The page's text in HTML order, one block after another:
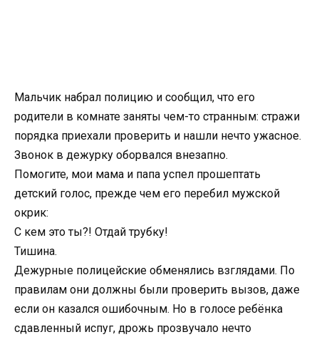
Мальчик набрал полицию и сообщил, что его
родители в комнате заняты чем-то странным: стражи
порядка приехали проверить и нашли нечто ужасное.
Звонок в дежурку оборвался внезапно.
Помогите, мои мама и папа успел прошептать
детский голос, прежде чем его перебил мужской
окрик:
С кем это ты?! Отдай трубку!
Тишина.
Дежурные полицейские обменялись взглядами. По
правилам они должны были проверить вызов, даже
если он казался ошибочным. Но в голосе ребёнка
сдавленный испуг, дрожь прозвучало нечто